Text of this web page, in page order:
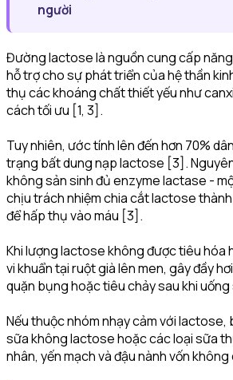
người
Đường lactose là nguồn cung cấp
hỗ trợ cho sự phát triển của hệ thần
thụ các khoáng chất thiết yếu như
cách tối ưu [1, 3].
Tuy nhiên, ước tính lên đến hơn 70%
trạng bất dung nạp lactose [3].
không sản sinh đủ enzyme lactase -
chịu trách nhiệm chia cắt lactose
để hấp thụ vào máu [3].
Khi lượng lactose không được tiêu hóa
vi khuẩn tại ruột già lên men, gây đầy
quặn bụng hoặc tiêu chảy sau khi
Nếu thuộc nhóm nhạy cảm với lactose,
sữa không lactose hoặc các loại sữa
nhân, yến mạch và đậu nành vốn